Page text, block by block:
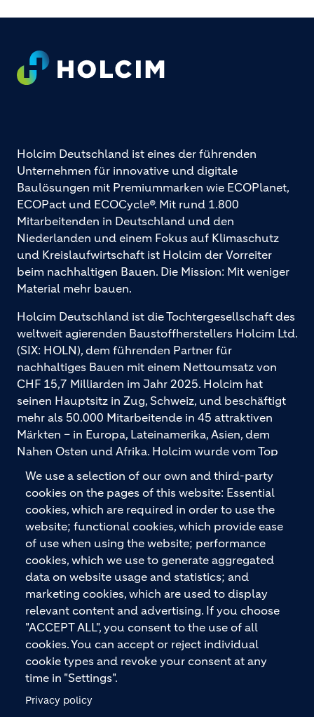
We use a selection of our own and third-party
cookies on the pages of this website: Essential
cookies, which are required in order to use the
website; functional cookies, which provide ease
of use when using the website; performance
cookies, which we use to generate aggregated
data on website usage and statistics; and
marketing cookies, which are used to display
relevant content and advertising. If you choose
"ACCEPT ALL", you consent to the use of all
cookies. You can accept or reject individual
cookie types and revoke your consent at any
time in "Settings".
Privacy policy
Footer
KONTAKTIEREN SIE UNS
Holcim Deutschland ist eines der führenden
Unternehmen für innovative und digitale
Baulösungen mit Premiummarken wie ECOPlanet,
ECOPact und ECOCycle®. Mit rund 1.800
Mitarbeitenden in Deutschland und den
Niederlanden und einem Fokus auf Klimaschutz
und Kreislaufwirtschaft ist Holcim der Vorreiter
beim nachhaltigen Bauen. Die Mission: Mit weniger
Material mehr bauen.
Holcim Deutschland ist die Tochtergesellschaft des
weltweit agierenden Baustoffherstellers Holcim Ltd.
(SIX: HOLN), dem führenden Partner für
nachhaltiges Bauen mit einem Nettoumsatz von
CHF 15,7 Milliarden im Jahr 2025. Holcim hat
seinen Hauptsitz in Zug, Schweiz, und beschäftigt
mehr als 50.000 Mitarbeitende in 45 attraktiven
Märkten – in Europa, Lateinamerika, Asien, dem
Nahen Osten und Afrika. Holcim wurde vom Top
Employers Institute als „Global Top Employer
2026“ ausgezeichnet. Holcim bietet hochwertige
Baustoffe und integrierte Baulösungen für den
gesamten Bauprozess – vom Fundament über den
Boden bis zu Wänden und Dächern – mit
Premiummarken wie ECOPact, ECOPlanet,
ECOCycle und Ytong.